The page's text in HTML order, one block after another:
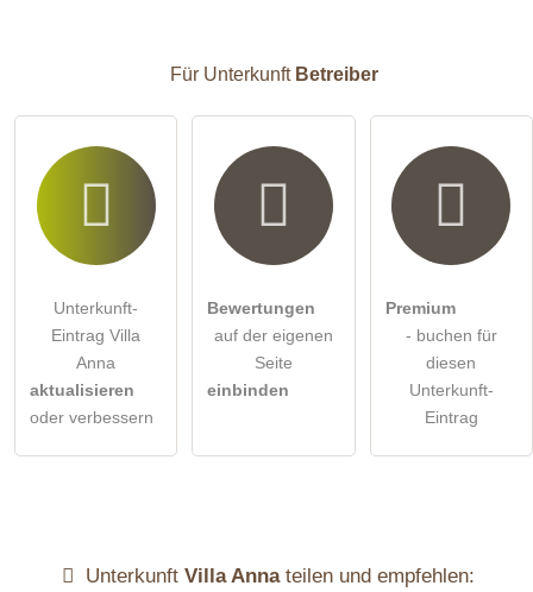
Besucher sichtbar.
Für Unterkunft Betreiber
Unterkunft-
Eintrag Villa
Anna
aktualisieren
oder verbessern
Bewertungen
auf der eigenen
Seite
einbinden
Premium
- buchen für
diesen
Unterkunft-
Eintrag
UnterkunftVilla Annateilen und empfehlen: